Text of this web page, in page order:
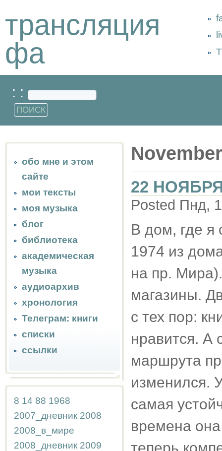
трансляция
фа
: :
обо мне и этом
сайте
мои тексты
моя музыка
блог
библиотека
академическая
музыка
аудиоархив
хронология
Телеграм: книги
списки
ссылки
8 14 88 1968
2007_дневник 2008
2008_в_мире
2008_дневник 2009
22
Posted Пнд,
В дом, где я
1974 из
на пр.
магазины.
с тех пор:
нравится. А
маршрута
изменился.
самая
времена